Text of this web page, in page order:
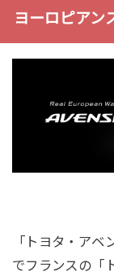
ヨーロピアン
「トヨタ・ア
でフランスの「